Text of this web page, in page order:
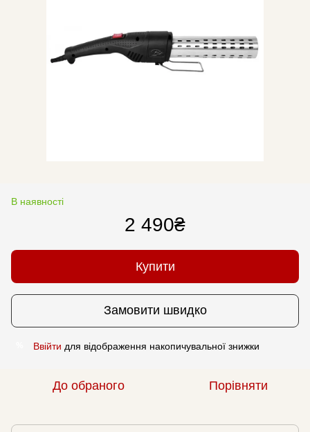
В наявності
2 490₴
Купити
Замовити швидко
Ввійти для відображення накопичувальної знижки
До обраного Порівняти